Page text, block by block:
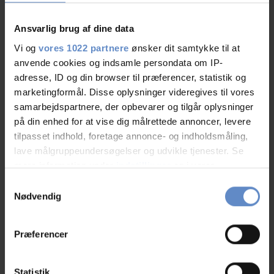
Ansvarlig brug af dine data
Vi og vores 1022 partnere ønsker dit samtykke til at
anvende cookies og indsamle persondata om IP-
adresse, ID og din browser til præferencer, statistik og
marketingformål. Disse oplysninger videregives til vores
samarbejdspartnere, der opbevarer og tilgår oplysninger
på din enhed for at vise dig målrettede annoncer, levere
tilpasset indhold, foretage annonce- og indholdsmåling,
lave målgruppeundersøgelser og udvikle tjenester. Se
mere information underindstillingerog i vores
tilbage eller ændre indstillinger fra vores
"Cookiedeklaration", eller ved at trykke på "Privacy
Indsamle præcise oplysninger om din placering,
Nødvendig
Præferencer
Deepa
Family with children, DK
28.Jul.2026
10,00 out of 10
Rajendra
27.Jul.2026